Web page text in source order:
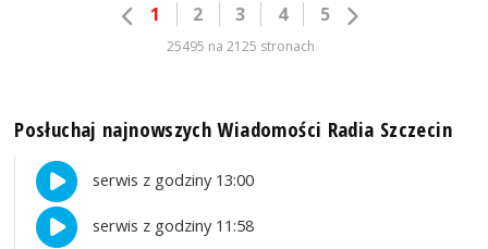
1 2 3 4 5
25495 na 2125 stronach
Posłuchaj najnowszych Wiadomości Radia Szczecin
serwis z godziny 13:00
serwis z godziny 11:58